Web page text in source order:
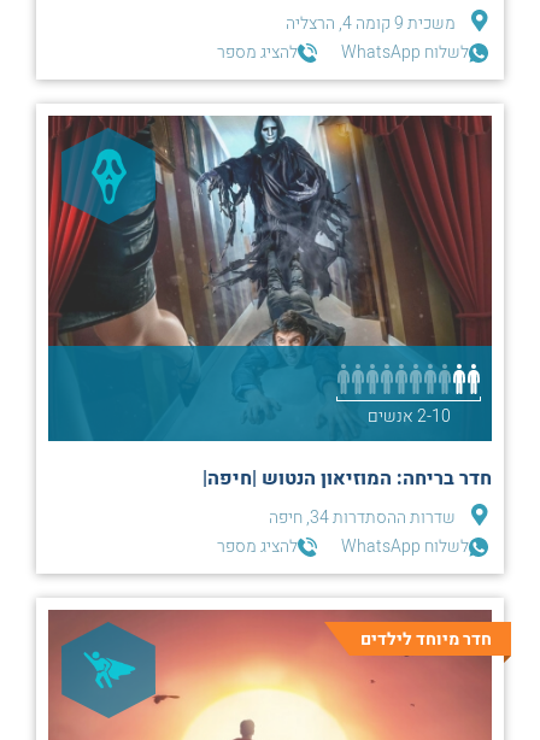
משכית 9 קומה 4, הרצליה
לשלוח WhatsApp
להציג מספר
2-10 אנשים
חדר בריחה: המוזיאון הנטוש |חיפה|
שדרות ההסתדרות 34, חיפה
לשלוח WhatsApp
להציג מספר
חדר מיוחד לילדים